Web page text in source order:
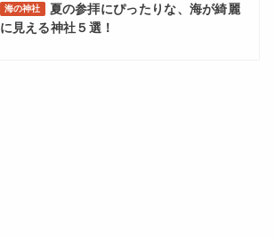
海の神社
夏の参拝にぴったりな、海が綺麗
に見える神社５選！